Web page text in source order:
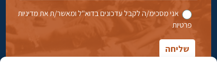
אני מסכימ/ה לקבל עדכונים בדוא''ל ומאשר/ת את מדיניות
פרטיות